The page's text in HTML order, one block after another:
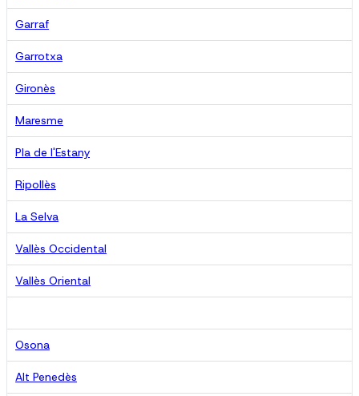
Garraf
Garrotxa
Gironès
Maresme
Pla de l'Estany
Ripollès
La Selva
Vallès Occidental
Vallès Oriental
Osona
Alt Penedès